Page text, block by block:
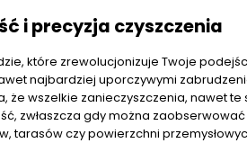
i precyzja czyszczenia
które zrewolucjonizuje Twoje
najbardziej uporczywymi
wszelkie zanieczyszczenia, nawet
zwłaszcza gdy można
tarasów czy powierzchni